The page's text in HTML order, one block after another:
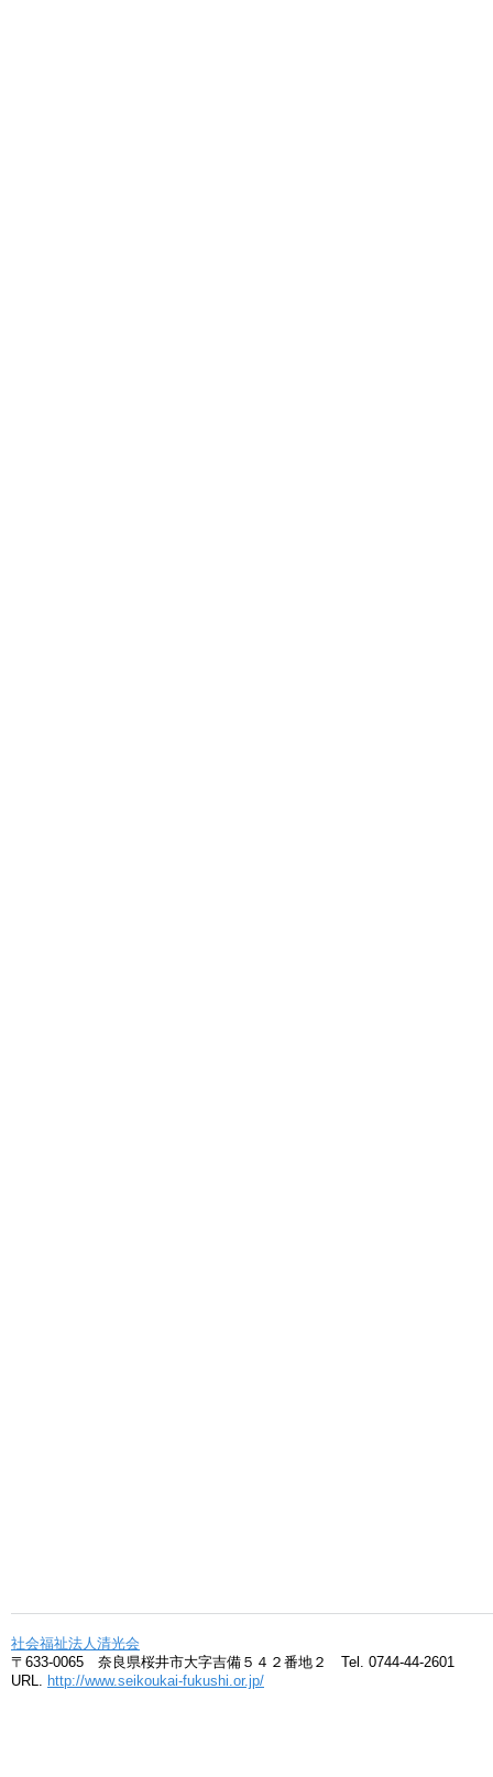
社会福祉法人清光会
〒633-0065 奈良県桜井市大字吉備５４２番地２ Tel. 0744-44-2601
URL. http://www.seikoukai-fukushi.or.jp/